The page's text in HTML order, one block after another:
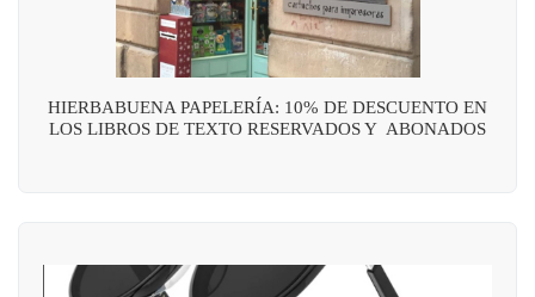
HIERBABUENA PAPELERÍA: 10% DE DESCUENTO EN
LOS LIBROS DE TEXTO RESERVADOS Y ABONADOS